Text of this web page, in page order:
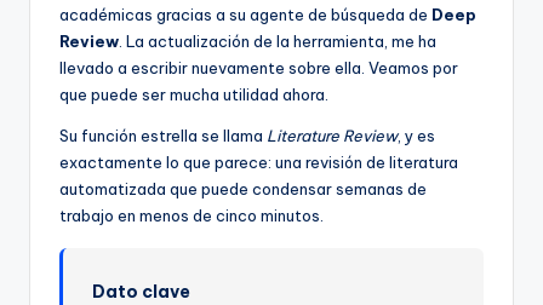
académicas gracias a su agente de búsqueda de Deep
Review. La actualización de la herramienta, me ha
llevado a escribir nuevamente sobre ella. Veamos por
que puede ser mucha utilidad ahora.
Su función estrella se llama Literature Review, y es
exactamente lo que parece: una revisión de literatura
automatizada que puede condensar semanas de
trabajo en menos de cinco minutos.
Dato clave